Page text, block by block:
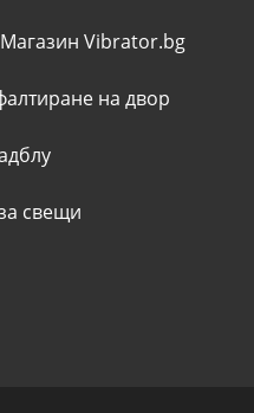
Vibrator.bg
на двор
свещи